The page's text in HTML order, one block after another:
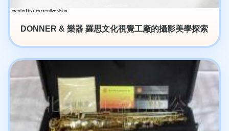
DONNER & 樂器 羅思文化視覺工廠的攝影美學探索